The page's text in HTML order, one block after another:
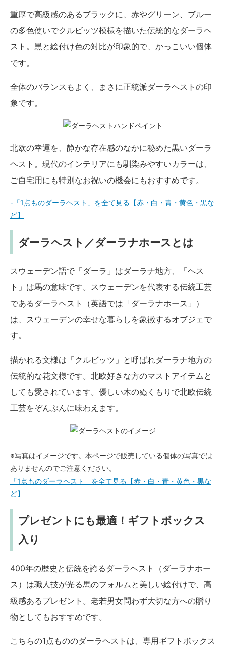
重厚で高級感のあるブラックに、赤やグリーン、ブルー
の多色使いでクルビッツ模様を描いた伝統的なダーラヘ
スト。黒と絵付け色の対比が印象的で、かっこいい個体
です。
全体のバランスもよく、まさに正統派ダーラヘストの印
象です。
北欧の幸運を、静かな存在感のなかに秘めた黒いダーラ
ヘスト。現代のインテリアにも馴染みやすいカラーは、
ご自宅用にも特別なお祝いの機会にもおすすめです。
-「1点ものダーラヘスト」を全て見る【赤・白・青・黄色・黒な
ど】
ダーラヘスト／ダーラナホースとは
スウェーデン語で「ダーラ」はダーラナ地方、「ヘス
ト」は馬の意味です。スウェーデンを代表する伝統工芸
であるダーラヘスト（英語では「ダーラナホース」）
は、スウェーデンの幸せな暮らしを象徴するオブジェで
す。
描かれる文様は「クルビッツ」と呼ばれダーラナ地方の
伝統的な花文様です。北欧好きな方のマストアイテムと
しても愛されています。優しい木のぬくもりで北欧伝統
工芸をぞんぶんに味わえます。
※写真はイメージです。本ページで販売している個体の写真では
ありませんのでご注意ください。
「1点ものダーラヘスト」を全て見る【赤・白・青・黄色・黒な
ど】
プレゼントにも最適！ギフトボックス
入り
400年の歴史と伝統を誇るダーラヘスト（ダーラナホー
ス）は職人技が光る馬のフォルムと美しい絵付けで、高
級感あるプレゼント。老若男女問わず大切な方への贈り
物としてもおすすめです。
こちらの1点もののダーラヘストは、専用ギフトボックス